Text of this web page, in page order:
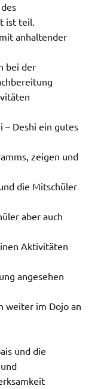
ist teil.
anhaltender
bei der
– Deshi ein gutes
zeigen und
die Mitschüler
aber auch
Aktivitäten
angesehen
weiter im Dojo an
und die